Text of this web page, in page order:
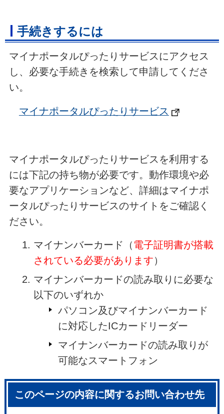
手続きするには
マイナポータルぴったりサービスにアクセス
し、必要な手続きを検索して申請してくださ
い。
マイナポータルぴったりサービス
マイナポータルぴったりサービスを利用する
には下記の持ち物が必要です。動作環境や必
要なアプリケーションなど、詳細はマイナポ
ータルぴったりサービスのサイトをご確認く
ださい。
マイナンバーカード（ 電子証明書が搭載
されている必要があります）
マイナンバーカードの読み取りに必要な
以下のいずれか
パソコン及びマイナンバーカード
に対応したICカードリーダー
マイナンバーカードの読み取りが
可能なスマートフォン
このページの内容に関するお問い合わせ先